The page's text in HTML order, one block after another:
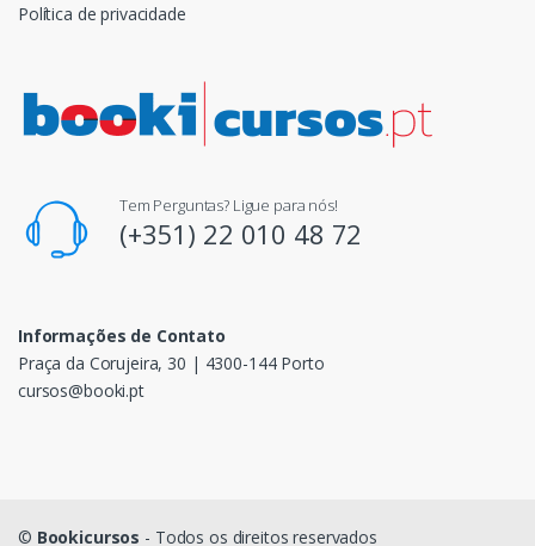
Política de privacidade
Tem Perguntas? Ligue para nós!
(+351) 22 010 48 72
Informações de Contato
Praça da Corujeira, 30 | 4300-144 Porto
cursos@booki.pt
© Bookicursos - Todos os direitos reservados